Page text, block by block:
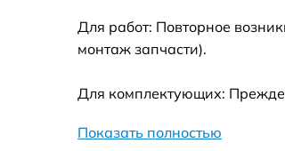
Для работ: Повторное
монтаж запчасти).
Для комплектующих:
Показать полностью